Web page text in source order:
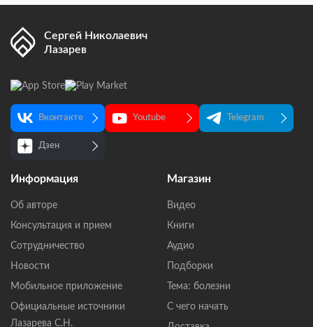
Сергей Николаевич
Лазарев
Вконтакте Youtube Telegram
Дзен
Информация
Об авторе
Консультация и прием
Сотрудничество
Новости
Мобильное приложение
Официальные источники
Лазарева С.Н.
Магазин
Видео
Книги
Аудио
Подборки
Тема: болезни
С чего начать